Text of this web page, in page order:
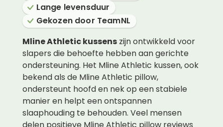
Lange levensduur
Gekozen door TeamNL
Mline Athletic kussenszijn ontwikkeld voor
slapers die behoefte hebben aan gerichte
ondersteuning. Het Mline Athletic kussen, ook
bekend als de Mline Athletic pillow,
ondersteunt hoofd en nek op een stabiele
manier en helpt een ontspannen
slaaphouding te behouden. Veel mensen
delen positieve Mline Athletic pillow reviews